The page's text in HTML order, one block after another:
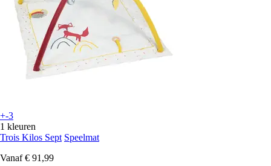
+-3
1 kleuren
Trois Kilos Sept Speelmat
Vanaf € 91,99